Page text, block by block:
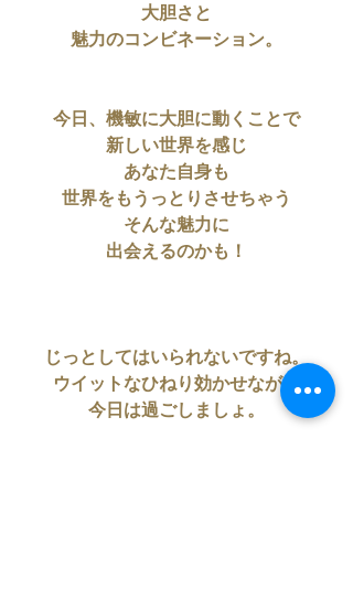
大胆さと
魅力のコンビネーション。
今日、機敏に大胆に動くことで
新しい世界を感じ
あなた自身も
世界をもうっとりさせちゃう
そんな魅力に
出会えるのかも！
じっとしてはいられないですね。
ウイットなひねり効かせながら
今日は過ごしましょ。